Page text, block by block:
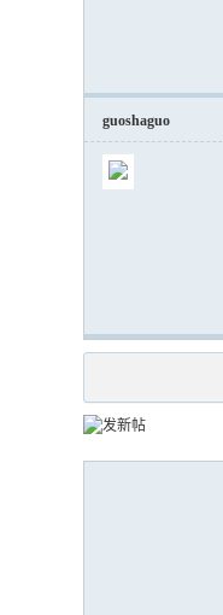
guoshaguo